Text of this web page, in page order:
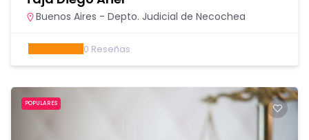
Buenos Aires - Depto. Judicial de Necochea
0 Reseñas
POPULARES